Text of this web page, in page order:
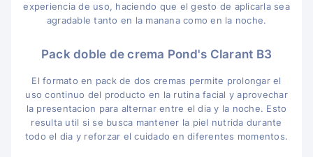
experiencia de uso, haciendo que el gesto de aplicarla sea
agradable tanto en la manana como en la noche.
Pack doble de crema Pond's Clarant B3
El formato en pack de dos cremas permite prolongar el
uso continuo del producto en la rutina facial y aprovechar
la presentacion para alternar entre el dia y la noche. Esto
resulta util si se busca mantener la piel nutrida durante
todo el dia y reforzar el cuidado en diferentes momentos.